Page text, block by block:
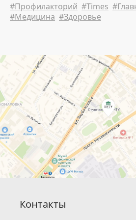
планом на лето.
#Профилакторий #Times
#Медицина #Здоровье
Контакты